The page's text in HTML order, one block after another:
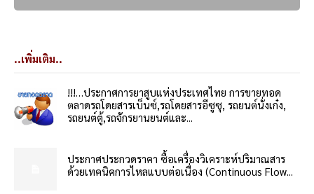
..เพิ่มเติม..
!!!…ประกาศการยาสูบแห่งประเทศไทย การขายทอด
ตลาดรถโดยสารเบ็นซ์,รถโดยสารอีซูซุ, รถยนต์นั่งเก๋ง,
รถยนต์ตู้,รถจักรยานยนต์และ...
ประกาศประกวดราคา ซื้อเครื่องวิเคราะห์ปริมาณสาร
ด้วยเทคนิคการไหลแบบต่อเนื่อง (Continuous Flow...